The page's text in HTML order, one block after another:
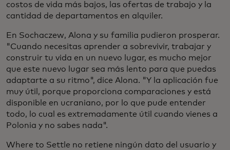
costos de vida más bajos, las ofertas de trabajo y la
cantidad de departamentos en alquiler.
En Sochaczew, Alona y su familia pudieron prosperar.
"Cuando necesitas aprender a sobrevivir, trabajar y
construir tu vida en un nuevo lugar, es mucho mejor
que este nuevo lugar sea más lento para que puedas
adaptarte a su ritmo", dice Alona. "Y la aplicación fue
muy útil, porque proporciona comparaciones y está
disponible en ucraniano, por lo que pude entender
todo, lo cual es extremadamente útil cuando vienes a
Polonia y no sabes nada".
Where to Settle no retiene ningún dato del usuario y